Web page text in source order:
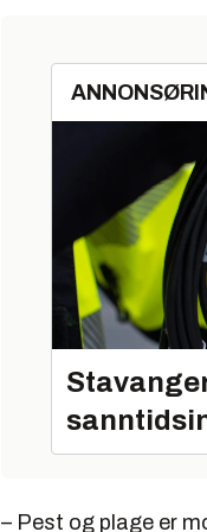
– Pest og plage er